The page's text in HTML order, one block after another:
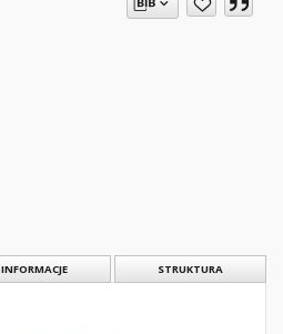
INFORMACJE STRUKTURA